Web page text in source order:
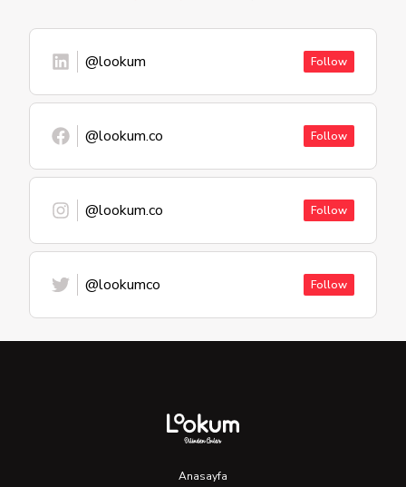
@lookum Follow
@lookum.co Follow
@lookum.co Follow
@lookumco Follow
Anasayfa